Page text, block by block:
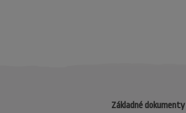
Základné dokumenty